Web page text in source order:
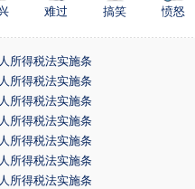
难过 搞笑 愤怒
所得税法实施条
所得税法实施条
所得税法实施条
所得税法实施条
所得税法实施条
所得税法实施条
所得税法实施条